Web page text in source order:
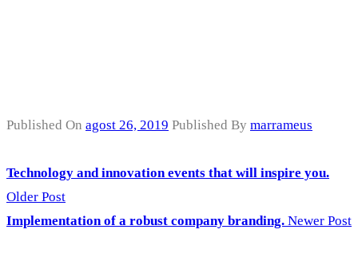
Published On agost 26, 2019 Published By marrameus
Technology and innovation events that will inspire you.
Older Post
Implementation of a robust company branding. Newer Post